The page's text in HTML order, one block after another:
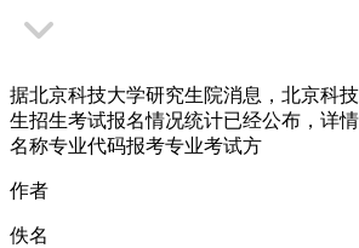
据北京科技大学研究生院消息，北京科
生招生考试报名情况统计已经公布，详
名称专业代码报考专业考试方
作者
佚名